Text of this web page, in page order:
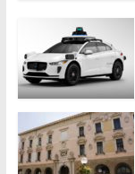
e
b
o
o
k
itt
er